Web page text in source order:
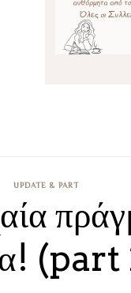
UPDATE & PART
(part